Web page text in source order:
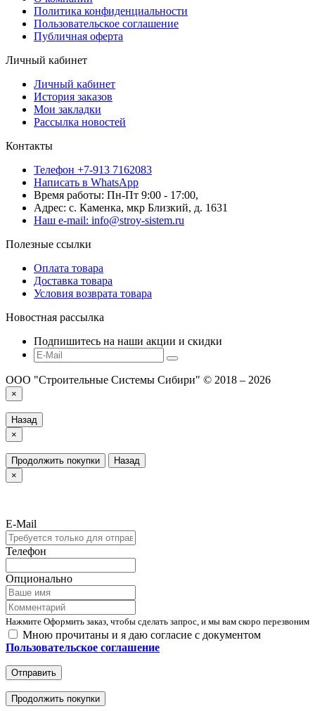
Политика конфиденциальности
Пользовательское соглашение
Публичная оферта
Личный кабинет
Личный кабинет
История заказов
Мои закладки
Рассылка новостей
Контакты
Телефон +7-913 7162083
Написать в WhatsApp
Время работы: Пн-Пт 9:00 - 17:00,
Адрес: с. Каменка, мкр Близкий, д. 1631
Наш e-mail: info@stroy-sistem.ru
Полезные ссылки
Оплата товара
Доставка товара
Условия возврата товара
Новостная рассылка
Подпишитесь на наши акции и скидки
ООО "Строительные Системы Сибири" © 2018 – 2026
×
Назад
×
Продолжить покупки
Назад
×
E-Mail
Телефон
Опционально
Нажмите Оформить заказ, чтобы сделать запрос, и мы вам скоро перезвоним
Мною прочитаны и я даю согласие с документом
Пользовательское соглашение
Отправить
Продолжить покупки